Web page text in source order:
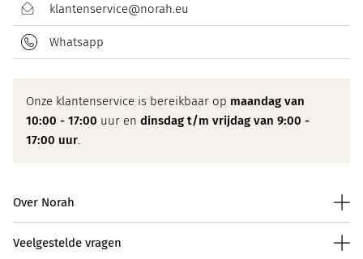
klantenservice@norah.eu
Whatsapp
Onze klantenservice is bereikbaar op maandag van
10:00 - 17:00 uur en dinsdag t/m vrijdag van 9:00 -
17:00 uur.
Over Norah
Veelgestelde vragen